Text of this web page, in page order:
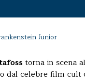
Junior
torna in scena al
dal celebre film cult